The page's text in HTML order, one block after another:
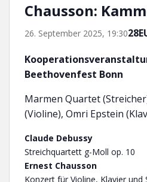
Chausson:
26. September 2025, 19:30
Beethovenfest Bonn
Marmen Quartet
(Violine), Omri Epstein
Claude Debussy
Streichquartett g-Moll op. 10
Ernest Chausson
Konzert für Violine, Klavier